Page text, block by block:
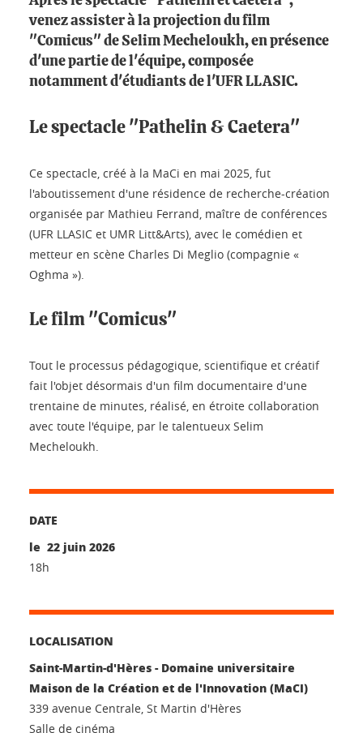
venez assister à la projection du film
"Comicus" de Selim Mecheloukh, en présence
d'une partie de l'équipe, composée
notamment d'étudiants de l'UFR LLASIC.
Le spectacle "Pathelin & Caetera"
Ce spectacle, créé à la MaCi en mai 2025, fut
l'aboutissement d'une résidence de recherche-création
organisée par Mathieu Ferrand, maître de conférences
(UFR LLASIC et UMR Litt&Arts), avec le comédien et
metteur en scène Charles Di Meglio (compagnie «
Oghma »).
Le film "Comicus"
Tout le processus pédagogique, scientifique et créatif
fait l'objet désormais d'un film documentaire d'une
trentaine de minutes, réalisé, en étroite collaboration
avec toute l'équipe, par le talentueux Selim
Mecheloukh.
DATE
le 22 juin 2026
18h
LOCALISATION
Saint-Martin-d'Hères - Domaine universitaire
Maison de la Création et de l'Innovation (MaCI)
339 avenue Centrale, St Martin d'Hères
Salle de cinéma